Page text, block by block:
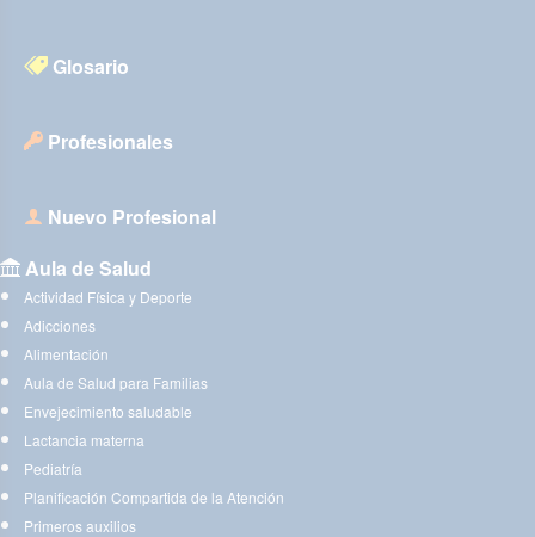
Glosario
Profesionales
Nuevo Profesional
Aula de Salud
Actividad Física y Deporte
Adicciones
Alimentación
Aula de Salud para Familias
Envejecimiento saludable
Lactancia materna
Pediatría
Planificación Compartida de la Atención
Primeros auxilios